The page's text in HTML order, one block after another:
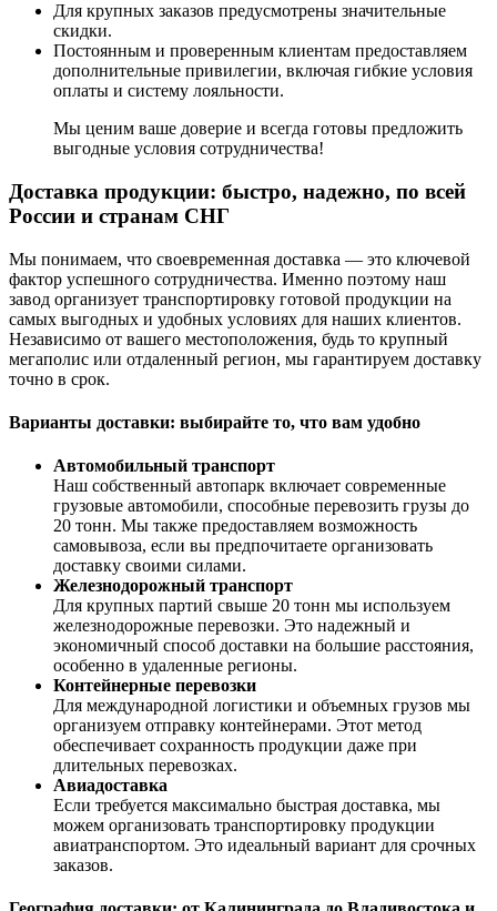
Для крупных заказов предусмотрены значительные
скидки.
Постоянным и проверенным клиентам предоставляем
дополнительные привилегии, включая гибкие условия
оплаты и систему лояльности.
Мы ценим ваше доверие и всегда готовы предложить
выгодные условия сотрудничества!
Доставка продукции: быстро, надежно, по всей
России и странам СНГ
Мы понимаем, что своевременная доставка — это ключевой
фактор успешного сотрудничества. Именно поэтому наш
завод организует транспортировку готовой продукции на
самых выгодных и удобных условиях для наших клиентов.
Независимо от вашего местоположения, будь то крупный
мегаполис или отдаленный регион, мы гарантируем доставку
точно в срок.
Варианты доставки: выбирайте то, что вам удобно
Автомобильный транспорт
Наш собственный автопарк включает современные
грузовые автомобили, способные перевозить грузы до
20 тонн. Мы также предоставляем возможность
самовывоза, если вы предпочитаете организовать
доставку своими силами.
Железнодорожный транспорт
Для крупных партий свыше 20 тонн мы используем
железнодорожные перевозки. Это надежный и
экономичный способ доставки на большие расстояния,
особенно в удаленные регионы.
Контейнерные перевозки
Для международной логистики и объемных грузов мы
организуем отправку контейнерами. Этот метод
обеспечивает сохранность продукции даже при
длительных перевозках.
Авиадоставка
Если требуется максимально быстрая доставка, мы
можем организовать транспортировку продукции
авиатранспортом. Это идеальный вариант для срочных
заказов.